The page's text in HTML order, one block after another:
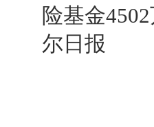
险基金
尔日报